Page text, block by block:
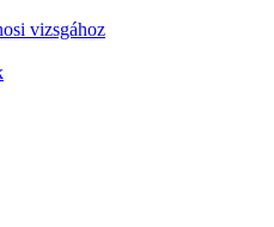
vizsgához